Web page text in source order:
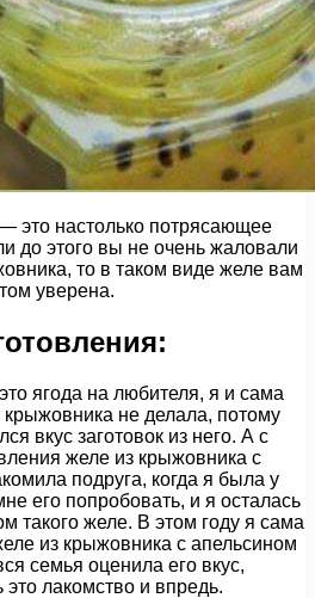
это настолько потрясающее
до этого вы не очень жаловали
то в таком виде желе вам
уверена.
ягода на любителя, я и сама
крыжовника не делала, потому
вкус заготовок из него. А с
желе из крыжовника с
подруга, когда я была у
его попробовать, и я осталась
такого желе. В этом году я сама
из крыжовника с апельсином
семья оценила его вкус,
это лакомство и впредь.